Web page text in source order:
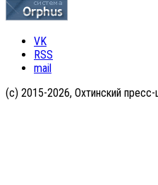
VK
RSS
mail
(с) 2015-2026, Охтинский пресс-